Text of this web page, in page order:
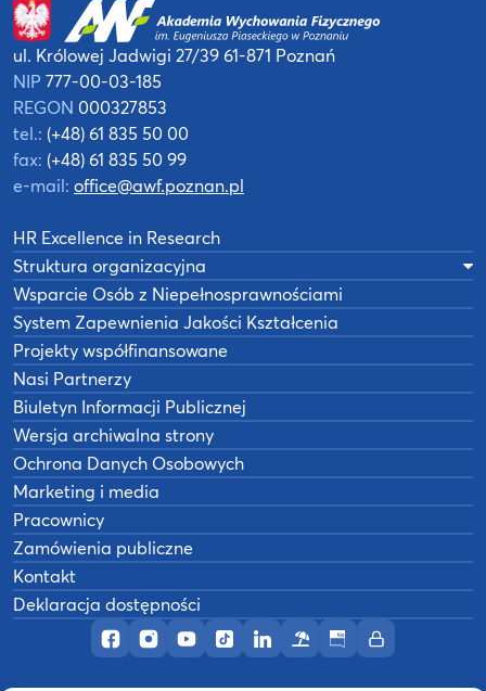
Profil AWF Poznań w serwisie Facebook
Profil AWF Poznań w serwisie Instagram
Profil AWF Poznań w serwisie YouTube
Profil AWF Poznań w serwisie
Profil AWF Poznań w
OśrodekBiuletynIntranet
ul. Królowej Jadwigi 27/3961-871 Poznań
NIP 777-00-03-185
REGON 000327853
tel.: (+48) 61 835 50 00
fax: (+48) 61 835 50 99
e-mail: office@awf.poznan.pl
HR Excellence in Research
Struktura organizacyjna
Wsparcie Osób z Niepełnosprawnościami
System Zapewnienia Jakości Kształcenia
Projekty współfinansowane
Nasi Partnerzy
Biuletyn Informacji Publicznej
Wersja archiwalna strony
Ochrona Danych Osobowych
Marketing i media
Pracownicy
Zamówienia publiczne
Kontakt
Deklaracja dostępności